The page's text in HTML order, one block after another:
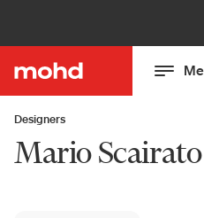
Designers
Mario Scairato